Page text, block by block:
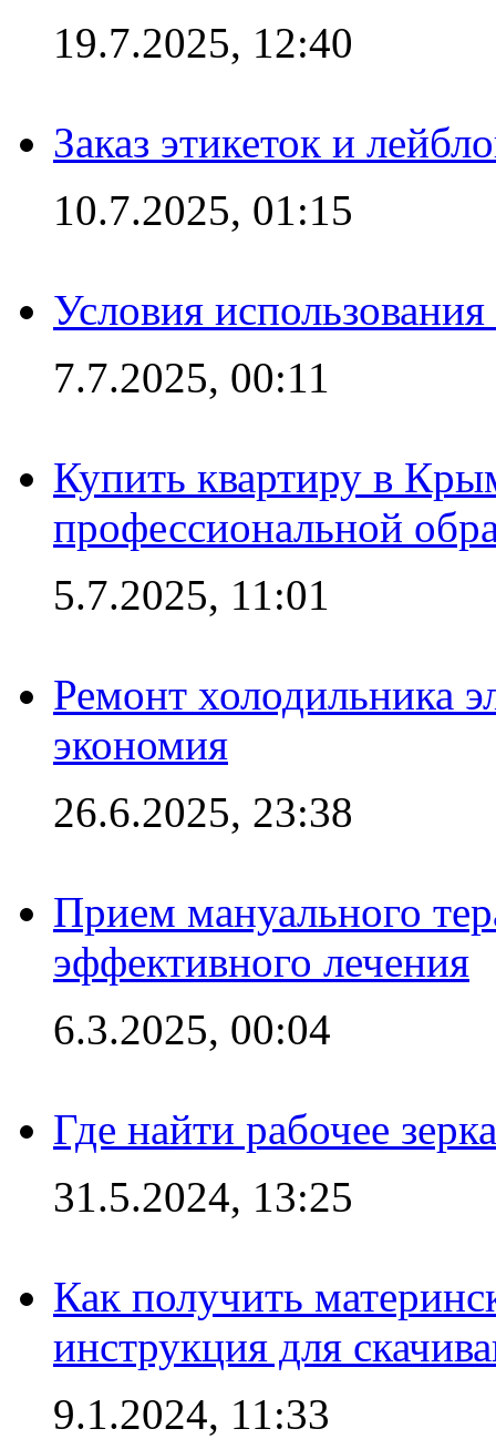
19.7.2025, 12:40
Заказ этикеток и
10.7.2025, 01:15
Условия
7.7.2025, 00:11
Купить квартиру в
профессиональной
5.7.2025, 11:01
Ремонт холодильника
экономия
26.6.2025, 23:38
Прием мануального
эффективного лечения
6.3.2025, 00:04
Где найти рабочее
31.5.2024, 13:25
Как получить
инструкция для
9.1.2024, 11:33